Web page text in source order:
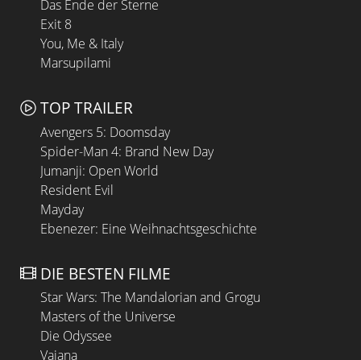
Das Ende der Sterne
Exit 8
You, Me & Italy
Marsupilami
TOP TRAILER
Avengers 5: Doomsday
Spider-Man 4: Brand New Day
Jumanji: Open World
Resident Evil
Mayday
Ebenezer: Eine Weihnachtsgeschichte
DIE BESTEN FILME
Star Wars: The Mandalorian and Grogu
Masters of the Universe
Die Odyssee
Vaiana